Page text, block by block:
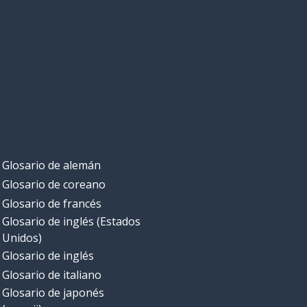
Glosario de alemán
Glosario de coreano
Glosario de francés
Glosario de inglés (Estados
Unidos)
Glosario de inglés
Glosario de italiano
Glosario de japonés